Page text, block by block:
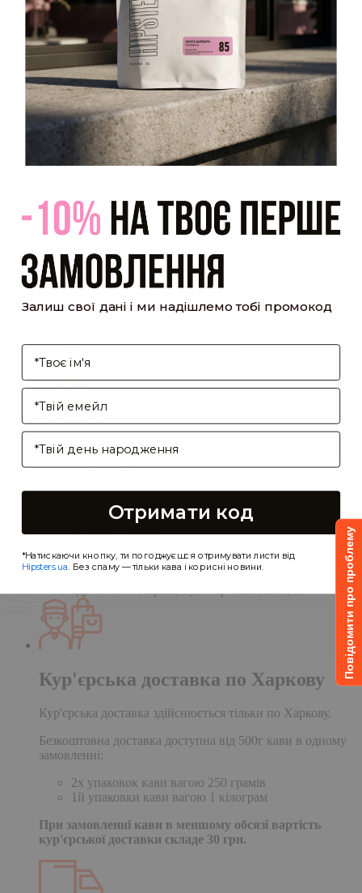
Повідомити про проблему
Закрити
Акаунт створено
Ви зареєструвалися на сайті Hipster.coffeeroasters і вже
можете користуватися особистим кабінетом, щоб отримувати
знижки та відстежувати історію замовлень!
мій профіль
Оптовий прайс
[cf7form cf7key="wholesale-popup"]
Обсмажування кави
[cf7form cf7key="roasting-popup"]
Умови доставки та оплати
Самовивіз
Самовивіз дає Вам можливість оформити
замовлення на сайті, а забрати його в нашій
кав'ярні. Деталі:
протягом однієї доби після обробки замовлення;
Чекаємо Вас у гості в кав'ярні
за
Кур'єрська доставка по Харкову
Кур'єрська доставка здійснюється тільки по Харкову.
Безкоштовна доставка доступна від 500г кави в одному
замовленні:
2х упаковок кави вагою 250 грамів
1й упаковки кави вагою 1 кілограм
При замовленні кави в меншому обсязі вартість
кур'єрської доставки складе 30 грн.
Залиш свої дані і ми надішлемо тобі промокод
І'мя
Enter your email address
Birthday
Отримати код
*Натискаючи кнопку, ти погоджуєшся отримувати листи від
Hipsters.ua. Без спаму — тільки кава і корисні новини.